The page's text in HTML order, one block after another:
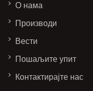
О нама
Производи
Вести
Пошаљите упит
Контактирајте нас